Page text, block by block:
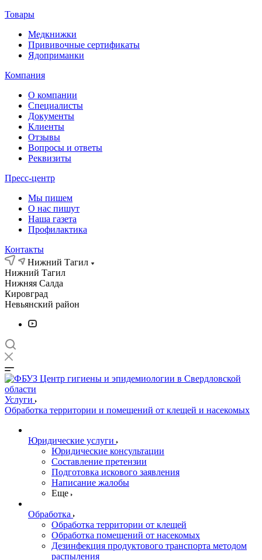
Товары
Медкнижки
Прививочные сертификаты
Ядоприманки
Компания
О компании
Специалисты
Документы
Клиенты
Отзывы
Вопросы и ответы
Реквизиты
Пресс-центр
Мы пишем
О нас пишут
Наша газета
Профилактика
Контакты
Нижний Тагил
Нижний Тагил
Нижняя Салда
Кировград
Невьянский район
Услуги
Обработка территории и помещений от клещей и насекомых
Юридические услуги
Юридические консультации
Составление претензии
Подготовка искового заявления
Написание жалобы
Еще
Обработка
Обработка территории от клещей
Обработка помещений от насекомых
Дезинфекция продуктового транспорта методом
распыления